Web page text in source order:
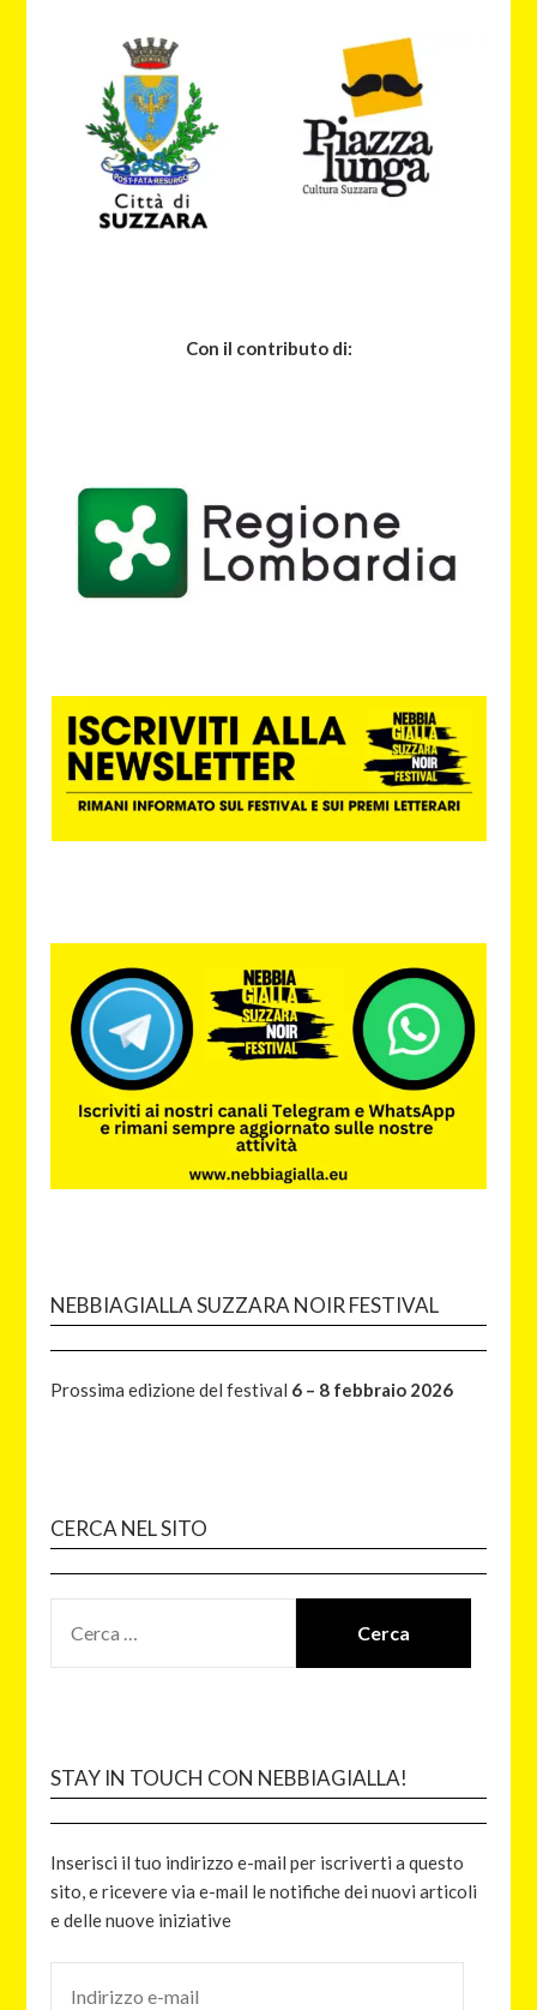
Con il contributo di:
NEBBIAGIALLA SUZZARA NOIR FESTIVAL
Prossima edizione del festival 6 – 8 febbraio 2026
CERCA NEL SITO
STAY IN TOUCH CON NEBBIAGIALLA!
Inserisci il tuo indirizzo e-mail per iscriverti a questo
sito, e ricevere via e-mail le notifiche dei nuovi articoli
e delle nuove iniziative